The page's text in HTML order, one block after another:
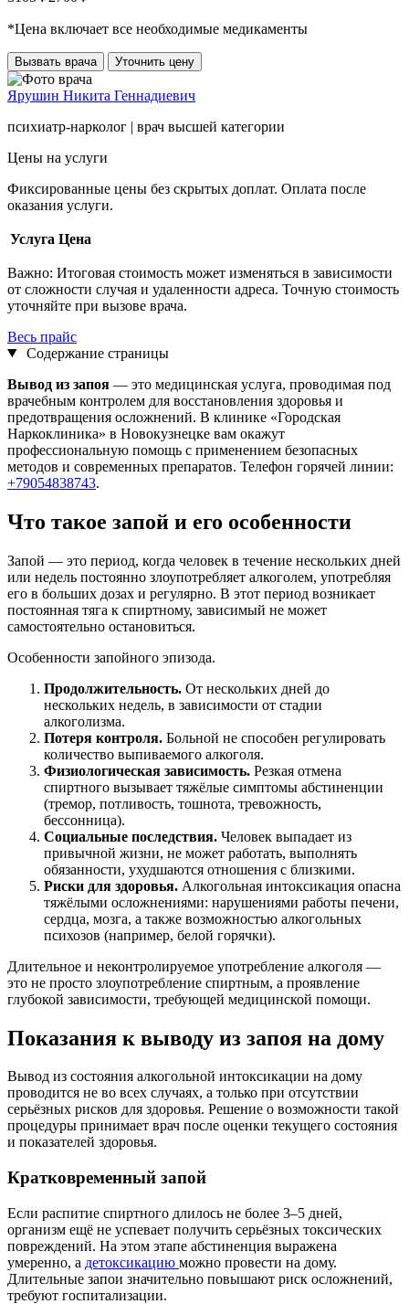
*Цена включает все необходимые медикаменты
Вызвать врача Уточнить цену
Ярушин Никита Геннадиевич
психиатр-нарколог | врач высшей категории
Цены на услуги
Фиксированные цены без скрытых доплат. Оплата после
оказания услуги.
Услуга Цена
Важно: Итоговая стоимость может изменяться в зависимости
от сложности случая и удаленности адреса. Точную стоимость
уточняйте при вызове врача.
Весь прайс
Содержание страницы
Вывод из запоя — это медицинская услуга, проводимая под
врачебным контролем для восстановления здоровья и
предотвращения осложнений. В клинике «Городская
Наркоклиника» в Новокузнецке вам окажут
профессиональную помощь с применением безопасных
методов и современных препаратов. Телефон горячей линии:
+79054838743.
Что такое запой и его особенности
Запой — это период, когда человек в течение нескольких дней
или недель постоянно злоупотребляет алкоголем, употребляя
его в больших дозах и регулярно. В этот период возникает
постоянная тяга к спиртному, зависимый не может
самостоятельно остановиться.
Особенности запойного эпизода.
Продолжительность. От нескольких дней до
нескольких недель, в зависимости от стадии
алкоголизма.
Потеря контроля. Больной не способен регулировать
количество выпиваемого алкоголя.
Физиологическая зависимость. Резкая отмена
спиртного вызывает тяжёлые симптомы абстиненции
(тремор, потливость, тошнота, тревожность,
бессонница).
Социальные последствия. Человек выпадает из
привычной жизни, не может работать, выполнять
обязанности, ухудшаются отношения с близкими.
Риски для здоровья. Алкогольная интоксикация опасна
тяжёлыми осложнениями: нарушениями работы печени,
сердца, мозга, а также возможностью алкогольных
психозов (например, белой горячки).
Длительное и неконтролируемое употребление алкоголя —
это не просто злоупотребление спиртным, а проявление
глубокой зависимости, требующей медицинской помощи.
Показания к выводу из запоя на дому
Вывод из состояния алкогольной интоксикации на дому
проводится не во всех случаях, а только при отсутствии
серьёзных рисков для здоровья. Решение о возможности такой
процедуры принимает врач после оценки текущего состояния
и показателей здоровья.
Кратковременный запой
Если распитие спиртного длилось не более 3–5 дней,
организм ещё не успевает получить серьёзных токсических
повреждений. На этом этапе абстиненция выражена
умеренно, а детоксикацию можно провести на дому.
Длительные запои значительно повышают риск осложнений,
требуют госпитализации.